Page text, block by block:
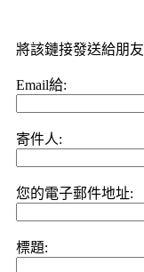
將該鏈接發送給朋友
Email給:
寄件人:
您的電子郵件地址:
標題: